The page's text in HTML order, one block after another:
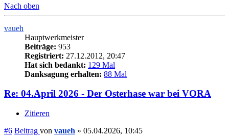
Nach oben
vaueh
Hauptwerkmeister
Beiträge: 953
Registriert: 27.12.2012, 20:47
Hat sich bedankt: 129 Mal
Danksagung erhalten: 88 Mal
Re: 04.April 2026 - Der Osterhase war bei VORA
Zitieren
#6 Beitrag von vaueh » 05.04.2026, 10:45